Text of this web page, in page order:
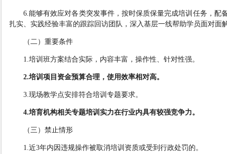
6.能够有效应对各类突发事件，按时保质保量完成培训任务，
扎实、实践经验丰富的跟踪回访团队，深入基层一线帮助学员面对面
（二） 重要条件
1.培训班方案结合实际，内容丰富，操作性、针对性强。
2.培训项目资金预算合理，使用效率相对高。
3.现场教学点安排符合培训专题要求。
4.培育机构相关专题培训实力在行业内具有较强竞争力。
（三 ） 禁止情形
1.近3年内因违规操作被取消培训资质或受到行政处罚的。